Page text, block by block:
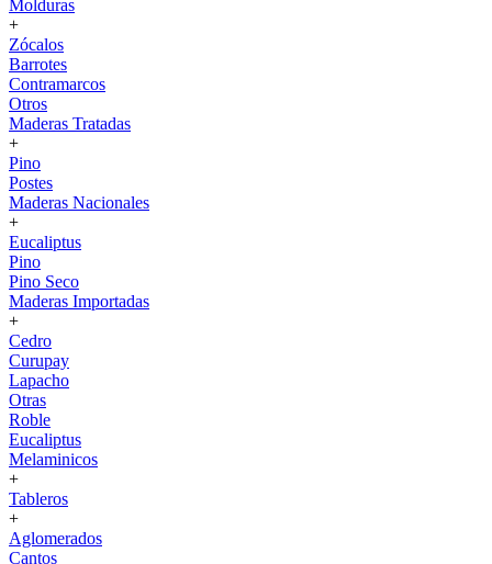
Molduras
+
Zócalos
Barrotes
Contramarcos
Otros
Maderas Tratadas
+
Pino
Postes
Maderas Nacionales
+
Eucaliptus
Pino
Pino Seco
Maderas Importadas
+
Cedro
Curupay
Lapacho
Otras
Roble
Eucaliptus
Melaminicos
+
Tableros
+
Aglomerados
Cantos